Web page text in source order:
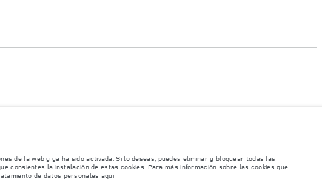
versiones y colores. Recomendamos que los clientes se pongan en contacto con el
por lo que se producen modificaciones de forma continua y sin previo aviso. Según el
web se basan en las especificaciones europeas. Estos pueden variar en función del
de la web y ya ha sido activada. Si lo deseas, puedes eliminar y bloquear todas las
consientes la instalación de estas cookies. Para más información sobre las cookies que
de datos personales aquí